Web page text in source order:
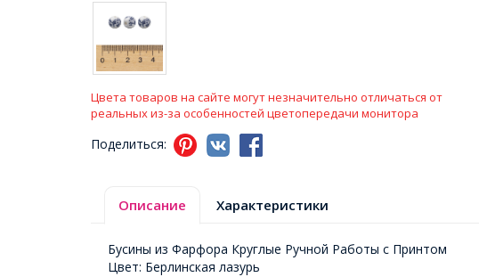
Цвета товаров на сайте могут незначительно отличаться от
реальных из-за особенностей цветопередачи монитора
Поделиться:
Описание Характеристики
Бусины из Фарфора Круглые Ручной Работы с Принтом
Цвет: Берлинская лазурь